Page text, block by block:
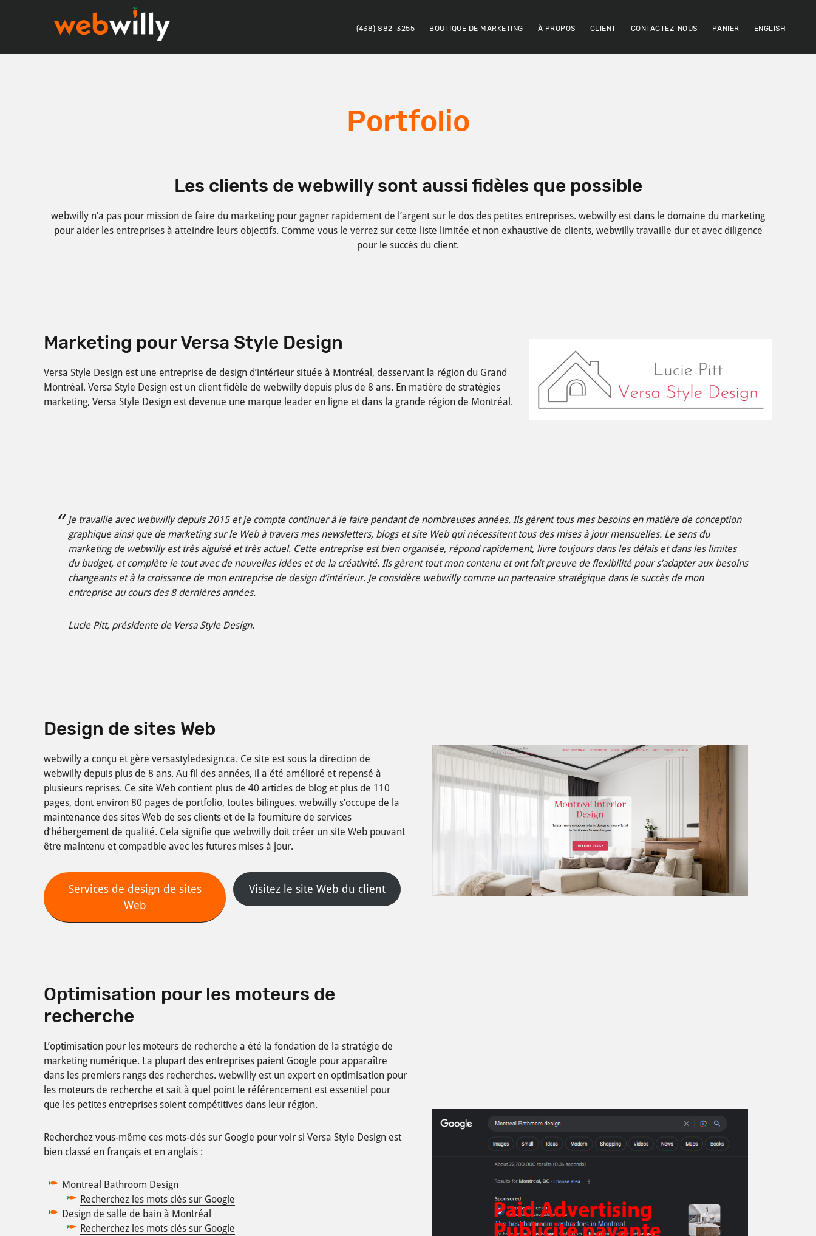
(438) 882-3255 BOUTIQUE DE MARKETING À PROPOS CLIENT CONTACTEZ-NOUS PANIER ENGLISH
Portfolio
Les clients de webwilly sont aussi fidèles que possible
webwilly n’a pas pour mission de faire du marketing pour gagner rapidement de l’argent sur le dos des petites entreprises. webwilly est dans le domaine du marketing
pour aider les entreprises à atteindre leurs objectifs. Comme vous le verrez sur cette liste limitée et non exhaustive de clients, webwilly travaille dur et avec diligence
pour le succès du client.
Marketing pour Versa Style Design
Versa Style Design est une entreprise de design d’intérieur située à Montréal, desservant la région du Grand
Montréal. Versa Style Design est un client fidèle de webwilly depuis plus de 8 ans. En matière de stratégies
marketing, Versa Style Design est devenue une marque leader en ligne et dans la grande région de Montréal.
Je travaille avec webwilly depuis 2015 et je compte continuer à le faire pendant de nombreuses années. Ils gèrent tous mes besoins en matière de conception
graphique ainsi que de marketing sur le Web à travers mes newsletters, blogs et site Web qui nécessitent tous des mises à jour mensuelles. Le sens du
marketing de webwilly est très aiguisé et très actuel. Cette entreprise est bien organisée, répond rapidement, livre toujours dans les délais et dans les limites
du budget, et complète le tout avec de nouvelles idées et de la créativité. Ils gèrent tout mon contenu et ont fait preuve de flexibilité pour s’adapter aux besoins
changeants et à la croissance de mon entreprise de design d’intérieur. Je considère webwilly comme un partenaire stratégique dans le succès de mon
entreprise au cours des 8 dernières années.
Lucie Pitt, présidente de Versa Style Design.
Design de sites Web
webwilly a conçu et gère versastyledesign.ca. Ce site est sous la direction de
webwilly depuis plus de 8 ans. Au fil des années, il a été amélioré et repensé à
plusieurs reprises. Ce site Web contient plus de 40 articles de blog et plus de 110
pages, dont environ 80 pages de portfolio, toutes bilingues. webwilly s’occupe de la
maintenance des sites Web de ses clients et de la fourniture de services
d’hébergement de qualité. Cela signifie que webwilly doit créer un site Web pouvant
être maintenu et compatible avec les futures mises à jour.
Services de design de sites
Web
Visitez le site Web du client
Optimisation pour les moteurs de
recherche
L’optimisation pour les moteurs de recherche a été la fondation de la stratégie de
marketing numérique. La plupart des entreprises paient Google pour apparaître
dans les premiers rangs des recherches. webwilly est un expert en optimisation pour
les moteurs de recherche et sait à quel point le référencement est essentiel pour
que les petites entreprises soient compétitives dans leur région.
Recherchez vous-même ces mots-clés sur Google pour voir si Versa Style Design est
bien classé en français et en anglais :
Montreal Bathroom Design
Recherchez les mots clés sur Google
Design de salle de bain à Montréal
Recherchez les mots clés sur Google